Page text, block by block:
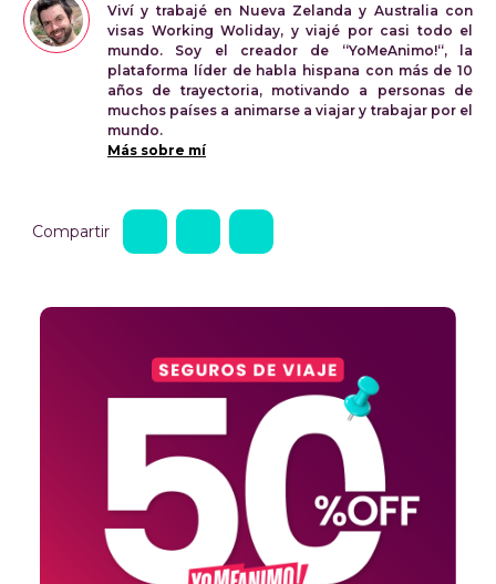
Viví y trabajé en Nueva Zelanda y Australia con
visas Working Woliday, y viajé por casi todo el
mundo. Soy el creador de “YoMeAnimo!“, la
plataforma líder de habla hispana con más de 10
años de trayectoria, motivando a personas de
muchos países a animarse a viajar y trabajar por el
mundo.
Más sobre mí
Compartir